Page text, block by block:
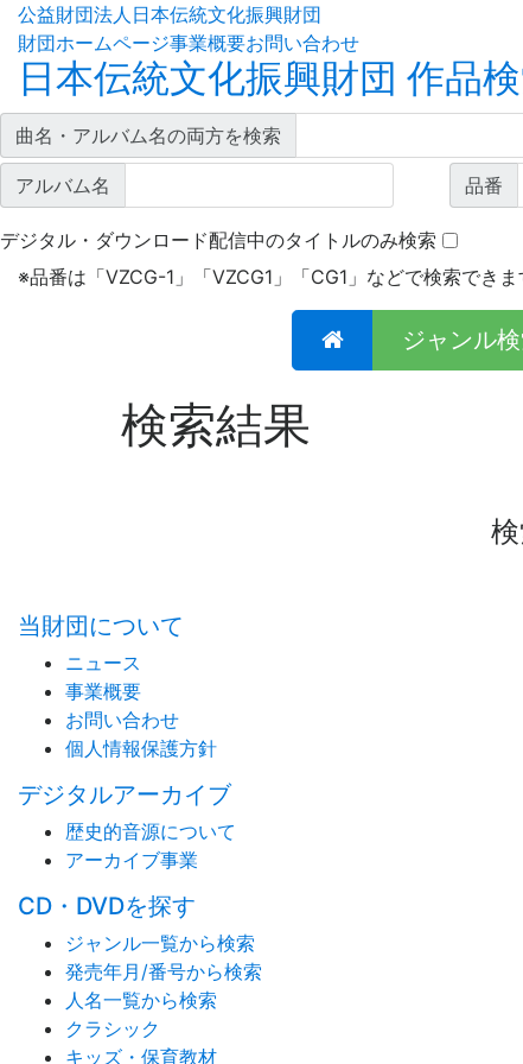
公益財団法人日本伝統文化振興財団
財団ホームページ事業概要お問い合わせ
日本伝統文化振興財団 作品
曲名・アルバム名の両方を検索
アルバム名 品番
デジタル・ダウンロード配信中のタイトルのみ検索
※品番は「VZCG-1」「VZCG1」「CG1」などで検索できま
ジャンル
検索結果
当財団について
ニュース
事業概要
お問い合わせ
個人情報保護方針
デジタルアーカイブ
歴史的音源について
アーカイブ事業
CD・DVDを探す
ジャンル一覧から検索
発売年月/番号から検索
人名一覧から検索
クラシック
キッズ・保育教材